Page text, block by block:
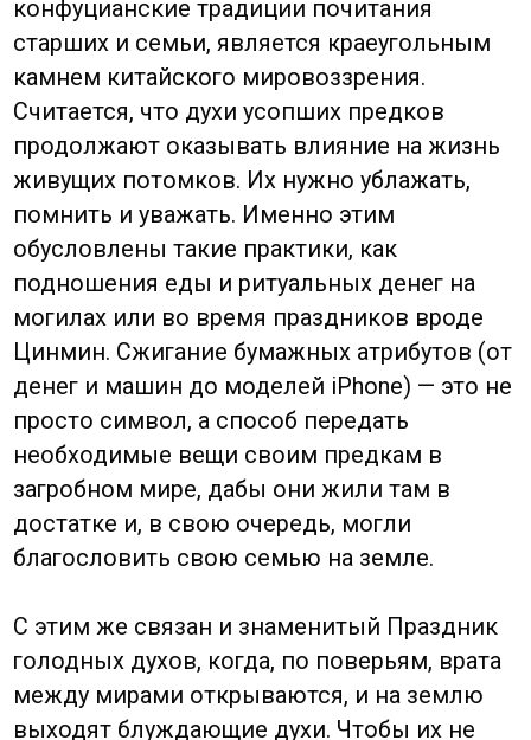
дарования красных конвертов (хунбао) с
деньгами на Новый год — это не просто
финансовый жест. Сами деньги здесь
являются символом пожелания
благополучия и процветания на весь
грядущий год. Красный цвет, повсеместно
используемый в праздники, отпугивает
мифического зверя Нянь, который, по
легенде, боится этого цвета и громких
звуков.
Даже пища несёт в себе символический
смысл. Подача целой рыбы на Новый год
символизирует изобилие и завершённость
(слово «рыба» — 鱼, yú — созвучно слову
«излишек» — 余, yú). Длинная лапша
является пожеланием долголетия, и её
нельзя ломать во время еды.